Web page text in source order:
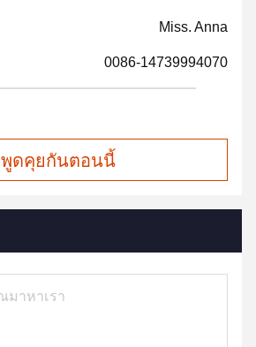
Miss. Anna
0086-14739994070
พูดคุยกันตอนนี้